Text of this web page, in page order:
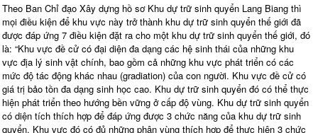
Theo Ban Chỉ đạo Xây dựng hồ sơ Khu dự trữ sinh quyển Lang Biang thì
mọi điều kiện để khu vực này trở thành khu dự trữ sinh quyển thế giới đã
được đáp ứng 7 điều kiện đặt ra cho một khu dự trữ sinh quyển thế giới, đó
là: “Khu vực đề cử có đại diện đa dạng các hệ sinh thái của những khu
vực địa lý sinh vật chính, bao gồm cả những khu vực phát triển có các
mức độ tác động khác nhau (gradiation) của con người. Khu vực đề cử có
giá trị bảo tồn đa dạng sinh học cao. Khu dự trữ sinh quyển đó có thể thực
hiện phát triển theo hướng bền vững ở cấp độ vùng. Khu dự trữ sinh quyển
có diện tích thích hợp để đáp ứng được 3 chức năng của khu dự trữ sinh
quyển. Khu vực đó có đủ những phân vùng thích hợp để thực hiện 3 chức